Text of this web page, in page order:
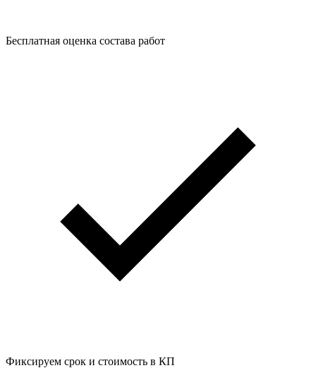
Бесплатная оценка состава работ
Фиксируем срок и стоимость в КП